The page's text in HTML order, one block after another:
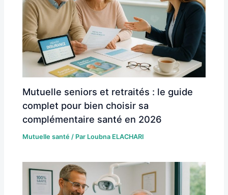
Mutuelle seniors et retraités : le guide
complet pour bien choisir sa
complémentaire santé en 2026
Mutuelle santé / Par Loubna ELACHARI